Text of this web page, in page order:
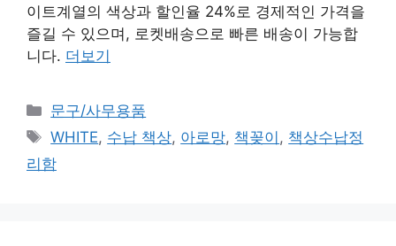
이트계열의 색상과 할인율 24%로 경제적인 가격을
즐길 수 있으며, 로켓배송으로 빠른 배송이 가능합
니다. 더보기
카
테
리
문구/사무용품
태
그
WHITE, 수납 책상, 아로망, 책꽂이 , 책상수납정
리함